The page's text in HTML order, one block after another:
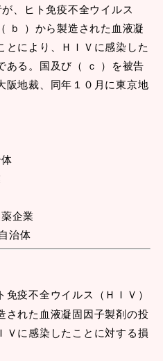
、ヒト免疫不全ウイルス
ｂ ）から製造された血液凝
とにより、ＨＩＶに感染した
ある。国及び（ ｃ ）を被告
阪地裁、同年１０月に東京地
企業
治体
免疫不全ウイルス（ＨＩＶ）
された血液凝固因子製剤の投
Ｖに感染したことに対する損